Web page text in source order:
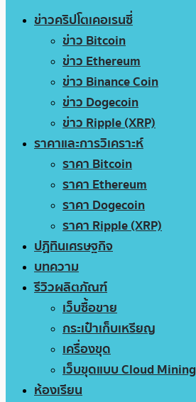
ข่าวคริปโตเคอเรนซี่
ข่าว Bitcoin
ข่าว Ethereum
ข่าว Binance Coin
ข่าว Dogecoin
ข่าว Ripple (XRP)
ราคาและการวิเคราะห์
ราคา Bitcoin
ราคา Ethereum
ราคา Dogecoin
ราคา Ripple (XRP)
ปฏิทินเศรษฐกิจ
บทความ
รีวิวผลิตภัณฑ์
เว็บซื้อขาย
กระเป๋าเก็บเหรียญ
เครื่องขุด
เว็บขุดแบบ Cloud Mining
ห้องเรียน